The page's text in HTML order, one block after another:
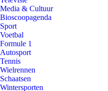
Media & Cultuur
Bioscoopagenda
Sport
Voetbal
Formule 1
Autosport
Tennis
Wielrennen
Schaatsen
Wintersporten